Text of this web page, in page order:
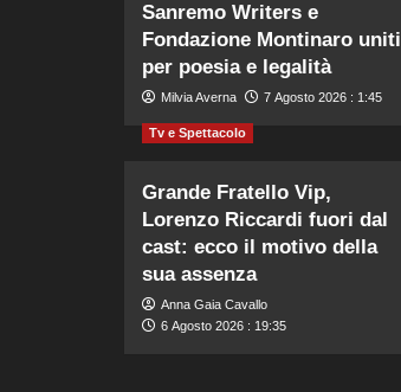
Sanremo Writers e
Fondazione Montinaro uniti
per poesia e legalità
Milvia Averna 7 Agosto 2026 : 1:45
Tv e Spettacolo
Grande Fratello Vip,
Lorenzo Riccardi fuori dal
cast: ecco il motivo della
sua assenza
Anna Gaia Cavallo
6 Agosto 2026 : 19:35